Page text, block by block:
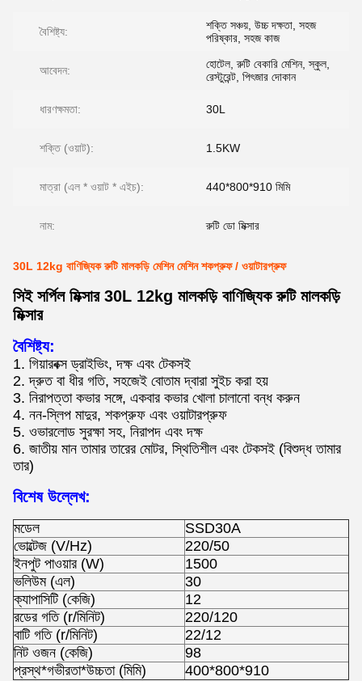
বৈশিষ্ট্য:
শক্তি সঞ্চয়, উচ্চ দক্ষতা, সহজ
পরিষ্কার, সহজ কাজ
আবেদন:
হোটেল, রুটি বেকারি মেশিন, স্কুল,
রেস্টুরেন্ট, পিৎজার দোকান
ধারণক্ষমতা: 30L
শক্তি (ওয়াট): 1.5KW
মাত্রা (এল * ওয়াট * এইচ): 440*800*910 মিমি
নাম: রুটি ডো মিক্সার
30L 12kg বাণিজ্যিক রুটি মালকড়ি মেশিন মেশিন শকপ্রুফ / ওয়াটারপ্রুফ
সিই সর্পিল মিক্সার 30L 12kg মালকড়ি বাণিজ্যিক রুটি মালকড়ি
মিক্সার
বৈশিষ্ট্য:
1. গিয়ারবক্স ড্রাইভিং, দক্ষ এবং টেকসই
2. দ্রুত বা ধীর গতি, সহজেই বোতাম দ্বারা সুইচ করা হয়
3. নিরাপত্তা কভার সঙ্গে, একবার কভার খোলা চালানো বন্ধ করুন
4. নন-স্লিপ মাদুর, শকপ্রুফ এবং ওয়াটারপ্রুফ
5. ওভারলোড সুরক্ষা সহ, নিরাপদ এবং দক্ষ
6. জাতীয় মান তামার তারের মোটর, স্থিতিশীল এবং টেকসই (বিশুদ্ধ তামার
তার)
বিশেষ উল্লেখ:
মডেল
SSD30A
ভোল্টেজ (V/Hz)
220/50
ইনপুট পাওয়ার (W)
1500
ভলিউম (এল)
30
ক্যাপাসিটি (কেজি)
12
রডের গতি (r/মিনিট)
220/120
বাটি গতি (r/মিনিট)
22/12
নিট ওজন (কেজি)
98
প্রস্থ*গভীরতা*উচ্চতা (মিমি)
400*800*910